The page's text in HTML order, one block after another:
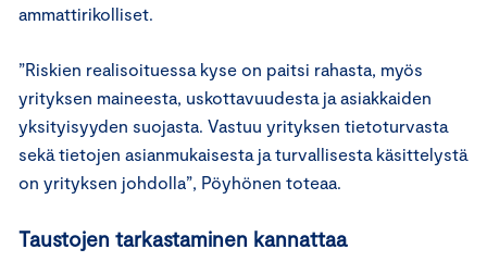
ammattirikolliset.
”Riskien realisoituessa kyse on paitsi rahasta, myös
yrityksen maineesta, uskottavuudesta ja asiakkaiden
yksityisyyden suojasta. Vastuu yrityksen tietoturvasta
sekä tietojen asianmukaisesta ja turvallisesta käsittelystä
on yrityksen johdolla”, Pöyhönen toteaa.
Taustojen tarkastaminen kannattaa